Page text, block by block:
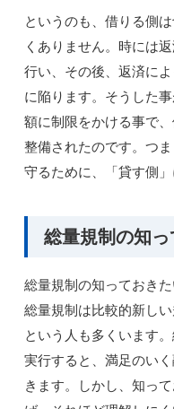
というのも、借りる側
くありません。時には
行い、その後、返済に
に陥ります。そうした
額に制限をかける事で
整備されたのです。つ
守るために、「貸す側
総量規制の知
総量規制の知っておき
総量規制は比較的新し
という人も多くいます
実行すると、満足のい
きます。しかし、知っ